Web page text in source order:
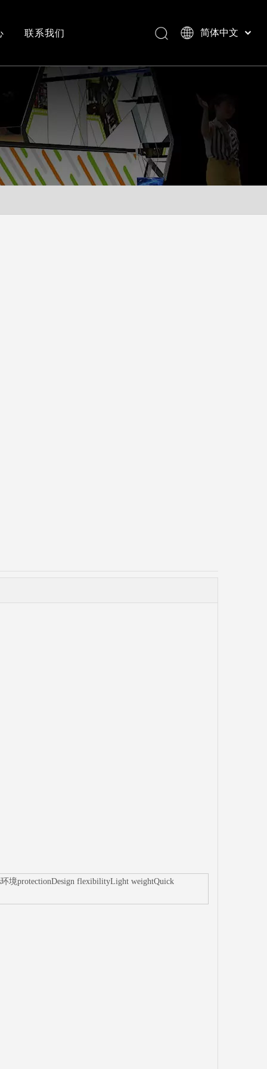
常见问答
成功案例视频
联系我们 简体中文
العربية
日本語
Pусский
Nederlands
Português
Deutsch
环境protectionDesign flexibilityLight weightQuick